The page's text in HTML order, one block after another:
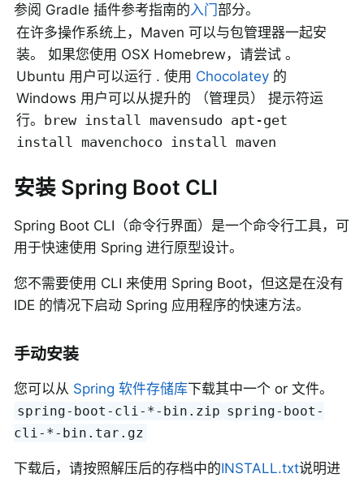
参阅 Gradle 插件参考指南的入门部分。
在许多操作系统上，Maven 可以与包管理器一起安
装。 如果您使用 OSX Homebrew，请尝试 。
Ubuntu 用户可以运行 . 使用 Chocolatey 的
Windows 用户可以从提升的 （管理员） 提示符运
行。 brew install mavensudo apt-get
install mavenchoco install maven
安装 Spring Boot CLI
Spring Boot CLI（命令行界面）是一个命令行工具，可
用于快速使用 Spring 进行原型设计。
您不需要使用 CLI 来使用 Spring Boot，但这是在没有
IDE 的情况下启动 Spring 应用程序的快速方法。
手动安装
您可以从 Spring 软件存储库下载其中一个 or 文件。
spring-boot-cli-*-bin.zip spring-boot-
cli-*-bin.tar.gz
下载后，请按照解压后的存档中的INSTALL.txt说明进